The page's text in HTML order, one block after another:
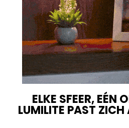
ELKE SFEER, EÉN
LUMILITE PAST